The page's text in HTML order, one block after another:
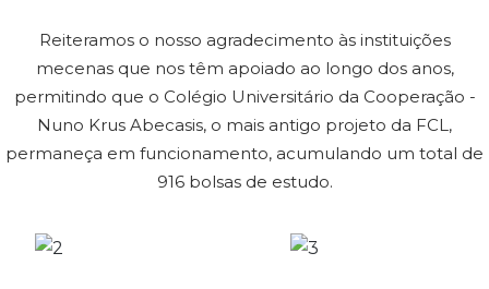
Reiteramos o nosso agradecimento às instituições
mecenas que nos têm apoiado ao longo dos anos,
permitindo que o Colégio Universitário da Cooperação -
Nuno Krus Abecasis, o mais antigo projeto da FCL,
permaneça em funcionamento, acumulando um total de
916 bolsas de estudo.